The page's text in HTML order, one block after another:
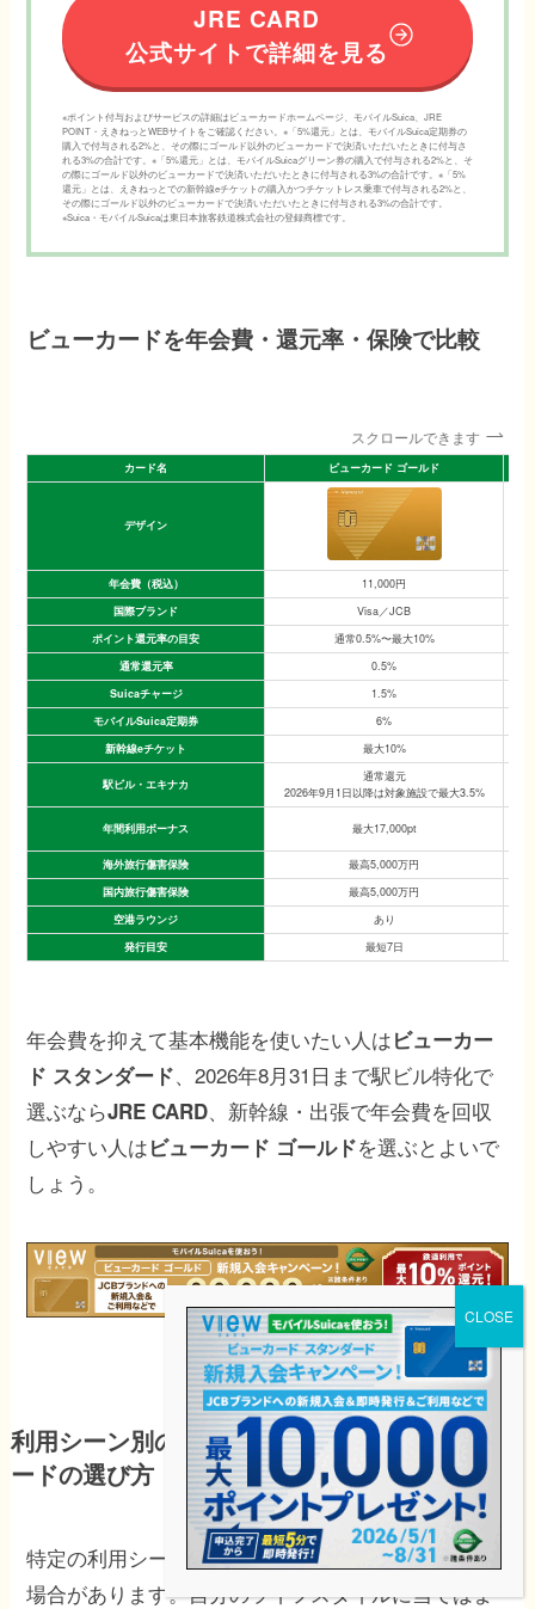
JRE CARD
公式サイトで詳細を見る
※ポイント付与およびサービスの詳細はビューカードホームページ、モバイルSuica、JRE
POINT・えきねっとWEBサイトをご確認ください。※「5%還元」とは、モバイルSuica定期券の
購入で付与される2%と、その際にゴールド以外のビューカードで決済いただいたときに付与さ
れる3%の合計です。※「5%還元」とは、モバイルSuicaグリーン券の購入で付与される2%と、そ
の際にゴールド以外のビューカードで決済いただいたときに付与される3%の合計です。※「5%
還元」とは、えきねっとでの新幹線eチケットの購入かつチケットレス乗車で付与される2%と、
その際にゴールド以外のビューカードで決済いただいたときに付与される3%の合計です。
※Suica・モバイルSuicaは東日本旅客鉄道株式会社の登録商標です。
ビューカードを年会費・還元率・保険で比較
スクロールできます
カード名 ビューカード ゴールド
デザイン
年会費（税込）
11,000円
国際ブランド
Visa／JCB
ポイント還元率の目安
通常0.5%〜最大10%
通常還元率
0.5%
Suicaチャージ
1.5%
モバイルSuica定期券
6%
新幹線eチケット
最大10%
駅ビル・エキナカ
通常還元
2026年9月1日以降は対象施設で最大3.5%
年間利用ボーナス 最大17,000pt
海外旅行傷害保険
最高5,000万円
国内旅行傷害保険
最高5,000万円
空港ラウンジ
あり
発行目安
最短7日
年会費を抑えて基本機能を使いたい人はビューカー
ド スタンダード、2026年8月31日まで駅ビル特化で
選ぶならJRE CARD、新幹線・出張で年会費を回収
しやすい人はビューカード ゴールドを選ぶとよいで
しょう。
利用シーン別のおすすめビューカード｜提携カ
ードの選び方
特定の利用シーンでは提携カードの方が使いやすい
場合があります。自分のライフスタイルに当てはま